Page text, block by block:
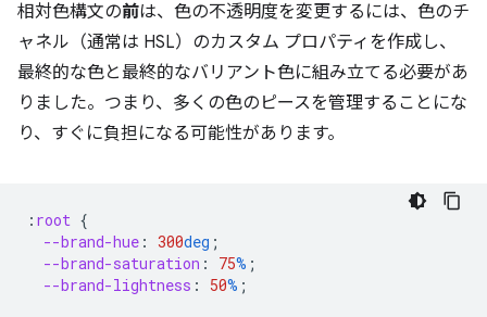
相対色構文の前は、色の不透明度を変更するには、色のチ
ャネル（通常は HSL）のカスタム プロパティを作成し、
最終的な色と最終的なバリアント色に組み立てる必要があ
りました。つまり、多くの色のピースを管理することにな
り、すぐに負担になる可能性があります。
: root {
--brand-hue : 300deg ;
--brand-saturation : 75% ;
--brand-lightness : 50% ;